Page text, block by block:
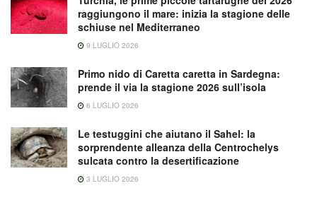
raggiungono il mare: inizia la stagione delle
schiuse nel Mediterraneo
9 LUGLIO 2026
Primo nido di Caretta caretta in Sardegna:
prende il via la stagione 2026 sull’isola
6 LUGLIO 2026
Le testuggini che aiutano il Sahel: la
sorprendente alleanza della Centrochelys
sulcata contro la desertificazione
3 LUGLIO 2026